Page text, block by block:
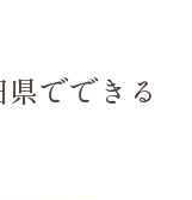
でできる